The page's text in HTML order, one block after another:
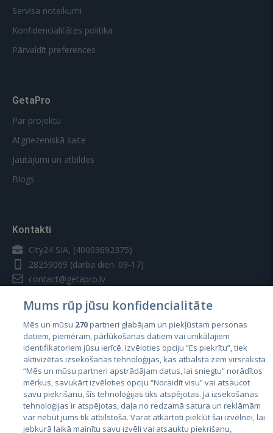
Servisa noteikumi
Konfidencialitātes politika
Pārvaldīt preferences
GetaPro
Par projektu
Atgriezeniskā saite
Jautājumi un atbildes
Blogs
Kontakti
City24 SIA, (40003692375)
28259069 (darba dien. 09-17)
contact@getapro.lv
Valstis
Igaunija
Latvija
Lietuva
Mums rūp jūsu konfidencialitāte
Mēs un mūsu 270partneri glabājam un piekļūstam personas
datiem, piemēram, pārlūkošanas datiem vai unikālajiem
identifikatoriem jūsu ierīcē. Izvēloties opciju “Es piekrītu”, tiek
aktivizētas izsekošanas tehnoloģijas, kas atbalsta zem virsraksta
“Mēs un mūsu partneri apstrādājam datus, lai sniegtu” norādītos
mērķus, savukārt izvēloties opciju “Noraidīt visu” vai atsaucot
savu piekrišanu, šīs tehnoloģijas tiks atspējotas. Ja izsekošanas
tehnoloģijas ir atspējotas, daļa no redzamā satura un reklāmām
var nebūt jums tik atbilstoša. Varat atkārtoti piekļūt šai izvēlnei, lai
jebkurā laikā mainītu savu izvēli vai atsauktu piekrišanu,